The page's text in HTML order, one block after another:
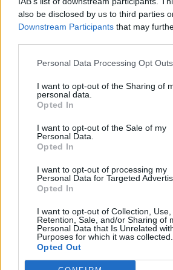
also be disclosed by us to third parties
Downstream Participants that may
Personal Data Processing Opt Outs
I want to opt-out of the Sharing of
personal data.
Opted In
I want to opt-out of the Sale of my
Personal Data.
Opted In
I want to opt-out of processing my
Personal Data for Targeted
Opted In
I want to opt-out of Collection, Use,
Retention, Sale, and/or Sharing of
Personal Data that Is Unrelated
Purposes for which it was collected.
Opted Out
ήταν παρόν όταν
συμβάν.
Επιτέθηκε σε
ΣΉΜΕΡΑ
αστειεύονται ότι
κάποιο παλιό
με άνδρα
σκεπή ‑ Το
ΣΉΜΕΡΑ
Ο 26χρονος Λέον
50 λεπτά πάνω
οδηγηθεί στο